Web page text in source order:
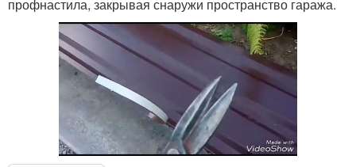
профнастила, закрывая снаружи пространство гаража.